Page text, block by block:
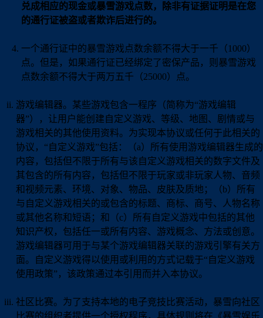
兑成相应的现金或暴雪游戏点数，除非有证据证明是在您
的通行证被盗或者欺诈后进行的。
一个通行证中的暴雪游戏点数余额不得大于一千（1000）
点。但是，如果通行证已经绑定了密保产品，则暴雪游戏
点数余额不得大于两万五千（25000）点。
游戏编辑器。某些游戏包含一程序（简称为“游戏编辑
器”），让用户能创建自定义游戏、等级、地图、剧情或与
游戏相关的其他使用资料。为实现本协议或任何于此相关的
协议，“自定义游戏”包括：（a）所有使用游戏编辑器生成的
内容，包括但不限于所有与该自定义游戏相关的数字文件及
其包含的所有内容，包括但不限于玩家或非玩家人物、音频
和视频元素、环境、对象、物品、皮肤及质地；（b）所有
与自定义游戏相关的或包含的标题、商标、商号、人物名称
或其他名称和短语；和（c）所有自定义游戏中包括的其他
知识产权，包括任一或所有内容、游戏概念、方法或创意。
游戏编辑器可用于与某个游戏编辑器关联的游戏引擎有关方
面。自定义游戏得以使用或利用的方式记载于“自定义游戏
使用政策”，该政策通过本引用而并入本协议。
社区比赛。为了支持本地的电子竞技比赛活动，暴雪向社区
比赛的组织者提供一个授权程序，具体规则将在《暴雪娱乐